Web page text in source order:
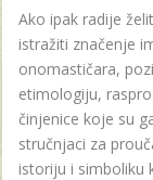
Ako ipak radije
istražiti značenje
onomastičara,
etimologiju,
činjenice koje su
stručnjaci za
istoriju i simboliku